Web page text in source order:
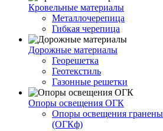
Кровельные материалы
Металлочерепица
Гибкая черепица
Дорожные материалы
Георешетка
Геотекстиль
Газонные решетки
Опоры освещения ОГК
Опоры освещения
(ОГКф)